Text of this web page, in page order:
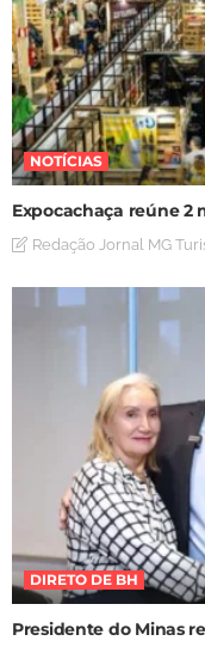
NOTÍCIAS
Expocachaça reúne 2
Redação Jornal MG
DIRETO DE BH
Presidente do Minas